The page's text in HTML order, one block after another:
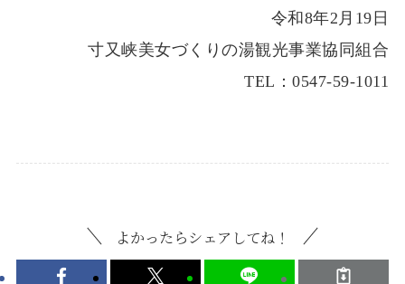
令和8年2月19日
寸又峡美女づくりの湯観光事業協同組合
TEL：0547-59-1011
よかったらシェアしてね！